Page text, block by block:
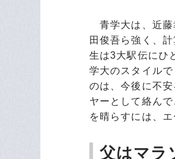
青学大は、近藤
田俊吾ら強く、
生は3大駅伝にひ
学大のスタイル
のは、今後に不
ヤーとして絡ん
を晴らすには、
父はマラ